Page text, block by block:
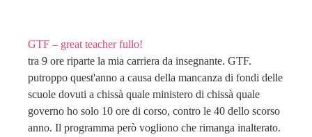
GTF – great teacher fullo!
tra 9 ore riparte la mia carriera da insegnante. GTF.
putroppo quest'anno a causa della mancanza di fondi delle
scuole dovuti a chissà quale ministero di chissà quale
governo ho solo 10 ore di corso, contro le 40 dello scorso
anno. Il programma però vogliono che rimanga inalterato.